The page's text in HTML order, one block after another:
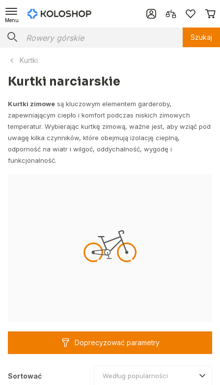
Menu
Szukaj
Kurtki
Kurtki narciarskie
Kurtki zimowe są kluczowym elementem garderoby,
zapewniającym ciepło i komfort podczas niskich zimowych
temperatur. Wybierając kurtkę zimową, ważne jest, aby wziąć pod
uwagę kilka czynników, które obejmują izolację cieplną,
odporność na wiatr i wilgoć, oddychalność, wygodę i
funkcjonalność.
Doprecyzować parametry
Sortować Według popularności